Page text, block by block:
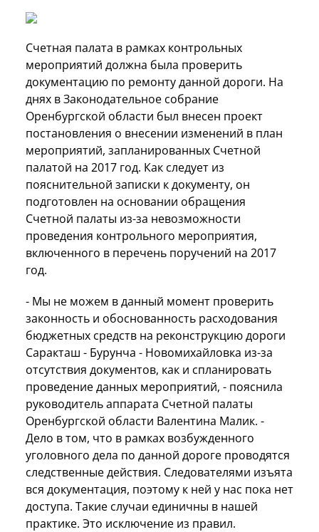
Счетная палата в рамках контрольных
мероприятий должна была проверить
документацию по ремонту данной дороги. На
днях в Законодательное собрание
Оренбургской области был внесен проект
постановления о внесении изменений в план
мероприятий, запланированных Счетной
палатой на 2017 год. Как следует из
пояснительной записки к документу, он
подготовлен на основании обращения
Счетной палаты из-за невозможности
проведения контрольного мероприятия,
включенного в перечень поручений на 2017
год.
- Мы не можем в данный момент проверить
законность и обоснованность расходования
бюджетных средств на реконструкцию дороги
Саракташ - Бурунча - Новомихайловка из-за
отсутствия документов, как и спланировать
проведение данных мероприятий, - пояснила
руководитель аппарата Счетной палаты
Оренбургской области Валентина Малик. -
Дело в том, что в рамках возбужденного
уголовного дела по данной дороге проводятся
следственные действия. Следователями изъята
вся документация, поэтому к ней у нас пока нет
доступа. Такие случаи единичны в нашей
практике. Это исключение из правил.